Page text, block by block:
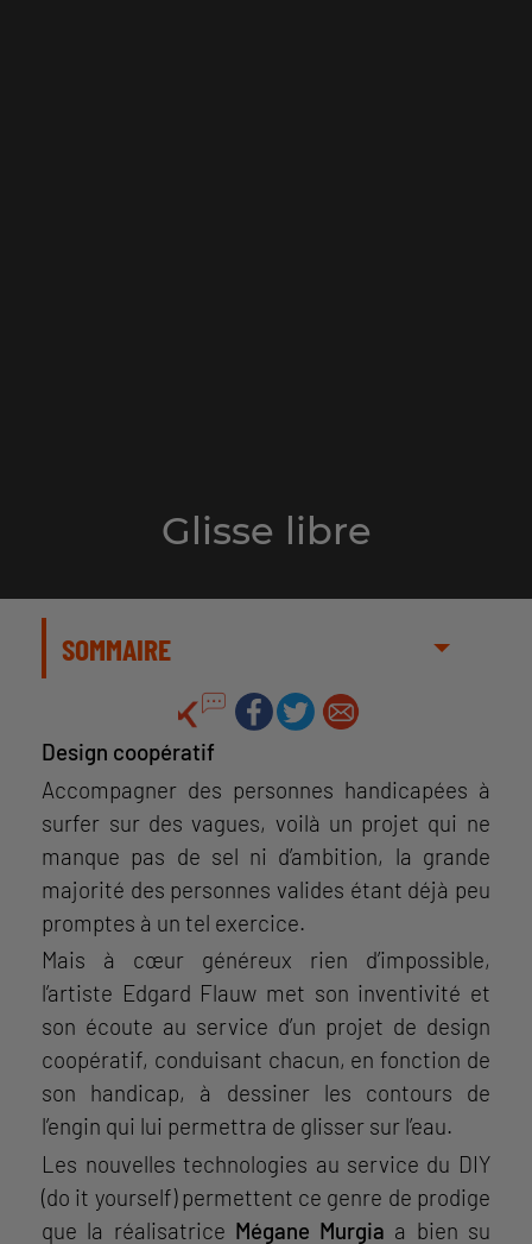
Glisse libre
SOMMAIRE
Design coopératif
Accompagner des personnes handicapées à
surfer sur des vagues, voilà un projet qui ne
manque pas de sel ni d’ambition, la grande
majorité des personnes valides étant déjà peu
promptes à un tel exercice.
Mais à cœur généreux rien d’impossible,
l’artiste Edgard Flauw met son inventivité et
son écoute au service d’un projet de design
coopératif, conduisant chacun, en fonction de
son handicap, à dessiner les contours de
l’engin qui lui permettra de glisser sur l’eau.
Les nouvelles technologies au service du DIY
(do it yourself) permettent ce genre de prodige
que la réalisatrice Mégane Murgia a bien su